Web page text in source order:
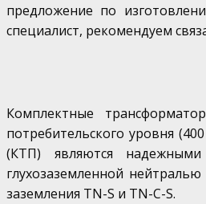
предложение по
специалист, рекомендуем
Комплектные
потребительского уровня
(КТП) являются надежными
глухозаземленной
заземления TN-S и TN-C-S.